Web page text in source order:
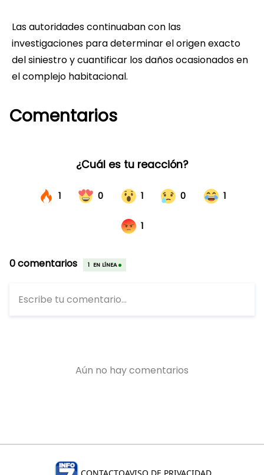
Las autoridades continuaban con las
investigaciones para determinar el origen exacto
del siniestro y cuantificar los daños ocasionados en
el complejo habitacional.
Comentarios